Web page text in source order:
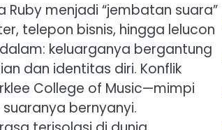
menjadi “jembatan suara”
telepon bisnis, hingga lelucon
keluarganya bergantung
dan identitas diri. Konflik
College of Music—mimpi
bernyanyi.